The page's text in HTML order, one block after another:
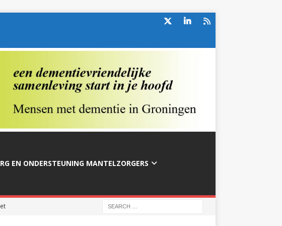
EN ONDERSTEUNING MANTELZORGERS